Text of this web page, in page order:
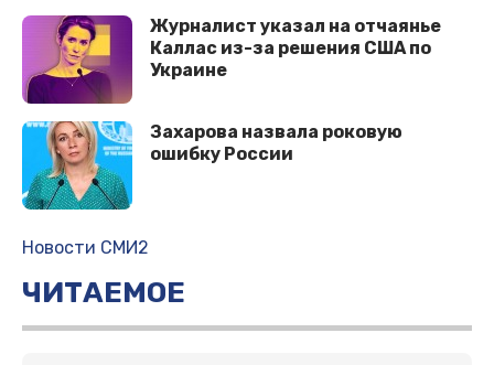
Журналист указал на отчаянье
Каллас из-за решения США по
Украине
Захарова назвала роковую
ошибку России
Новости СМИ2
ЧИТАЕМОЕ